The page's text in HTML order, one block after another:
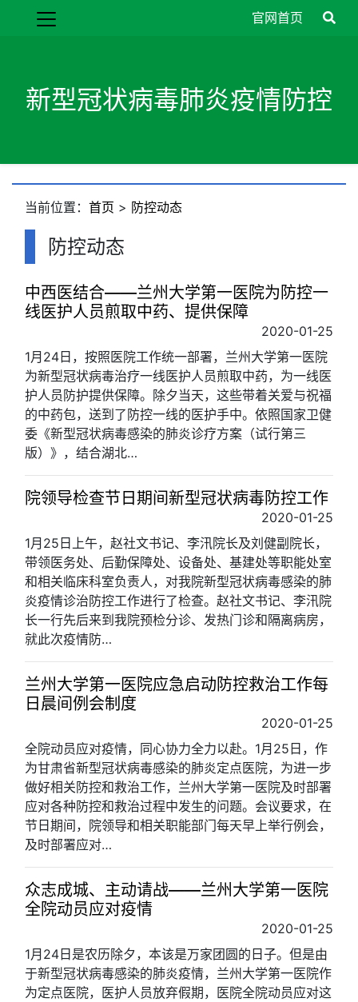
官网首页
新型冠状病毒肺炎疫情防控
当前位置： 首页 > 防控动态
防控动态
中西医结合——兰州大学第一医院为防控一
线医护人员煎取中药、提供保障
2020-01-25
1月24日，按照医院工作统一部署，兰州大学第一医院
为新型冠状病毒治疗一线医护人员煎取中药，为一线医
护人员防护提供保障。除夕当天，这些带着关爱与祝福
的中药包，送到了防控一线的医护手中。依照国家卫健
委《新型冠状病毒感染的肺炎诊疗方案（试行第三
版）》，结合湖北…
院领导检查节日期间新型冠状病毒防控工作
2020-01-25
1月25日上午，赵社文书记、李汛院长及刘健副院长，
带领医务处、后勤保障处、设备处、基建处等职能处室
和相关临床科室负责人，对我院新型冠状病毒感染的肺
炎疫情诊治防控工作进行了检查。赵社文书记、李汛院
长一行先后来到我院预检分诊、发热门诊和隔离病房，
就此次疫情防…
兰州大学第一医院应急启动防控救治工作每
日晨间例会制度
2020-01-25
全院动员应对疫情，同心协力全力以赴。1月25日，作
为甘肃省新型冠状病毒感染的肺炎定点医院，为进一步
做好相关防控和救治工作，兰州大学第一医院及时部署
应对各种防控和救治过程中发生的问题。会议要求，在
节日期间，院领导和相关职能部门每天早上举行例会，
及时部署应对…
众志成城、主动请战——兰州大学第一医院
全院动员应对疫情
2020-01-25
1月24日是农历除夕，本该是万家团圆的日子。但是由
于新型冠状病毒感染的肺炎疫情，兰州大学第一医院作
为定点医院，医护人员放弃假期，医院全院动员应对这